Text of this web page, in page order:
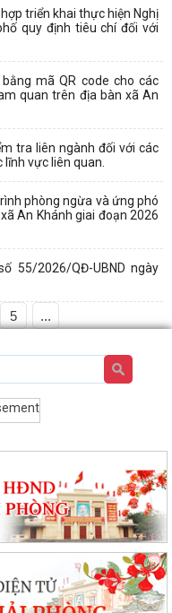
triển khai thực hiện Nghị
quy định tiêu chí đối với
mã QR code cho các
quan trên địa bàn xã An
tra liên ngành đối với các
lĩnh vực liên quan.
phòng ngừa và ứng phó
An Khánh giai đoạn 2026
55/2026/QĐ-UBND ngày
5 ...